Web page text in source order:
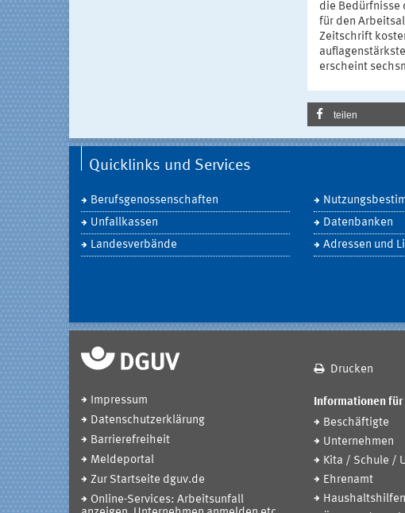
die Bedürfnisse
für den
Zeitschrift
erscheint
teilen
Quicklinks und Services
Berufsgenossenschaften
Unfallkassen
Landesverbände
Datenbanken
Adressen und
Drucken
Impressum
Datenschutzerklärung
Barrierefreiheit
Meldeportal
Zur Startseite dguv.de
Online-Services: Arbeitsunfall
Informationen für
Beschäftigte
Unternehmen
Kita / Schule /
Ehrenamt
Haushaltshilfen